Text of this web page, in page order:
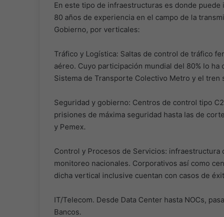
En este tipo de infraestructuras es donde
80 años de experiencia en el campo de la
Gobierno, por verticales:
Tráfico y Logística: Saltas de control de tráfico
aéreo. Cuyo participación mundial del 80% lo
Sistema de Transporte Colectivo Metro y el tren
Seguridad y gobierno: Centros de control tipo
prisiones de máxima seguridad hasta las de
y Pemex.
Control y Procesos de Servicios:
monitoreo nacionales. Corporativos así como
dicha vertical inclusive cuentan con casos de
IT/Telecom. Desde Data Center hasta NOCs,
Bancos.